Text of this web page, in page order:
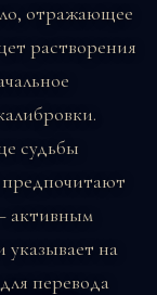
отражающее
растворения
судьбы
предпочитают
активным
указывает на
перевода